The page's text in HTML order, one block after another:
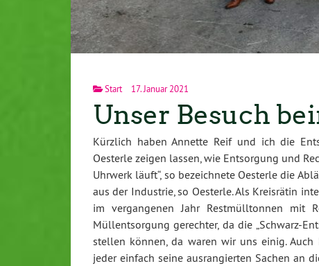
Start 17. Januar 2021
Unser Besuch
Kürzlich haben Annette Reif und ich die
Oesterle zeigen lassen, wie Entsorgung und
Uhrwerk läuft“, so bezeichnete Oesterle die
aus der Industrie, so Oesterle. Als Kreisrätin
im vergangenen Jahr Restmülltonnen mit
Müllentsorgung gerechter, da die „Schwarz-
stellen können, da waren wir uns einig.
jeder einfach seine ausrangierten Sachen an